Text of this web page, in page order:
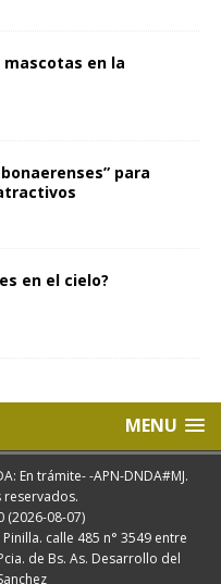
mascotas en la
para
en el cielo?
MENU
En trámite- -APN-DNDA#MJ.
(2026-08-07)
calle 485 n° 3549 entre
de Bs. As. Desarrollo del